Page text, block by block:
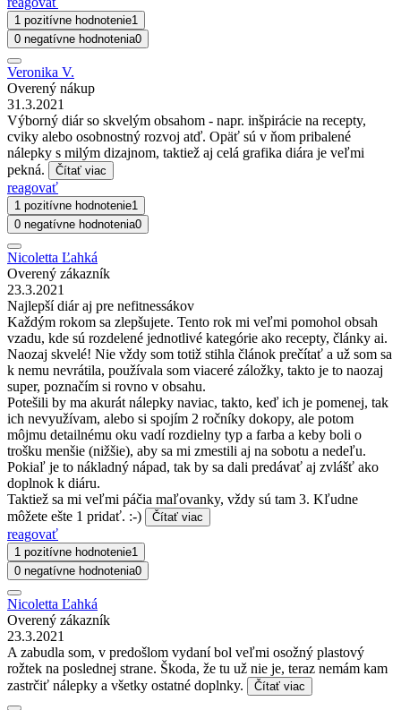
1 pozitívne hodnotenie1
0 negatívne hodnotenia0
Veronika V.
Overený nákup
31.3.2021
Výborný diár so skvelým obsahom - napr. inšpirácie na recepty,
cviky alebo osobnostný rozvoj atď. Opäť sú v ňom pribalené
nálepky s milým dizajnom, taktiež aj celá grafika diára je veľmi
pekná.
Čítať viac
reagovať
1 pozitívne hodnotenie1
0 negatívne hodnotenia0
Nicoletta Ľahká
Overený zákazník
23.3.2021
Najlepší diár aj pre nefitnessákov
Každým rokom sa zlepšujete. Tento rok mi veľmi pomohol obsah
vzadu, kde sú rozdelené jednotlivé kategórie ako recepty, články ai.
Naozaj skvelé! Nie vždy som totiž stihla článok prečítať a už som sa
k nemu nevrátila, používala som viaceré záložky, takto je to naozaj
super, poznačím si rovno v obsahu.
Potešili by ma akurát nálepky naviac, takto, keď ich je pomenej, tak
ich nevyužívam, alebo si spojím 2 ročníky dokopy, ale potom
môjmu detailnému oku vadí rozdielny typ a farba a keby boli o
trošku menšie (nižšie), aby sa mi zmestili aj na sobotu a nedeľu.
Pokiaľ je to nákladný nápad, tak by sa dali predávať aj zvlášť ako
doplnok k diáru.
Taktiež sa mi veľmi páčia maľovanky, vždy sú tam 3. Kľudne
môžete ešte 1 pridať. :-)
Čítať viac
reagovať
1 pozitívne hodnotenie1
0 negatívne hodnotenia0
Nicoletta Ľahká
Overený zákazník
23.3.2021
A zabudla som, v predošlom vydaní bol veľmi osožný plastový
rožtek na poslednej strane. Škoda, že tu už nie je, teraz nemám kam
zastrčiť nálepky a všetky ostatné doplnky.
Čítať viac